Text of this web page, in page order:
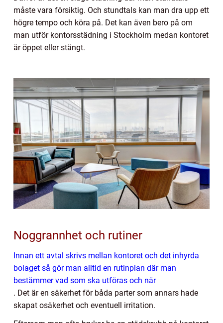
måste vara försiktig. Och stundtals kan man dra upp ett
högre tempo och köra på. Det kan även bero på om
man utför kontorsstädning i Stockholm medan kontoret
är öppet eller stängt.
Noggrannhet och rutiner
Innan ett avtal skrivs mellan kontoret och det inhyrda
bolaget så gör man alltid en rutinplan där man
bestämmer vad som ska utföras och när
. Det är en säkerhet för båda parter som annars hade
skapat osäkerhet och eventuell irritation.